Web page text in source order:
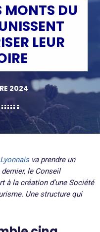
MONTS DU
LEUR
2024
va prendre un
le Conseil
à la création d’une Société
Une structure qui